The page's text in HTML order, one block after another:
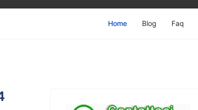
Home Blog Faq